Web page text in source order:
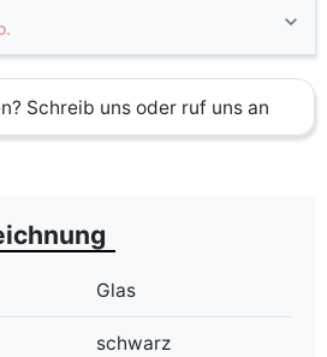
Schreib uns oder ruf uns an
Glas
schwarz